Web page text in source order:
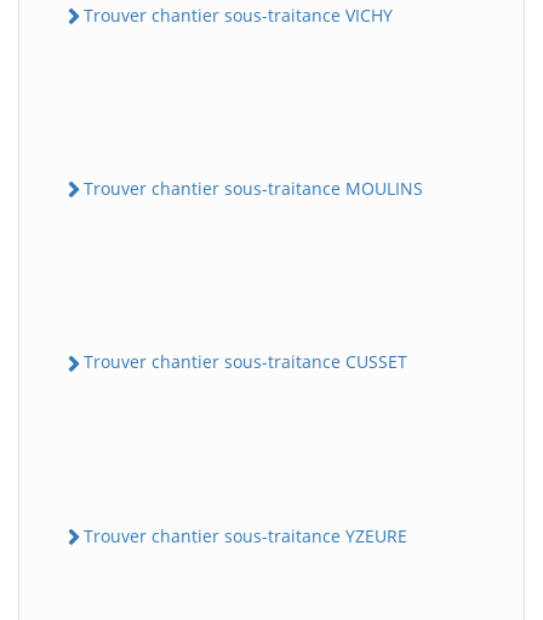
Trouver chantier sous-traitance VICHY
Trouver chantier sous-traitance MOULINS
Trouver chantier sous-traitance CUSSET
Trouver chantier sous-traitance YZEURE